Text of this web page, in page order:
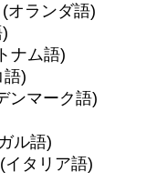
(オランダ語)
ナム語)
語)
ンマーク語)
ル語)
(イタリア語)